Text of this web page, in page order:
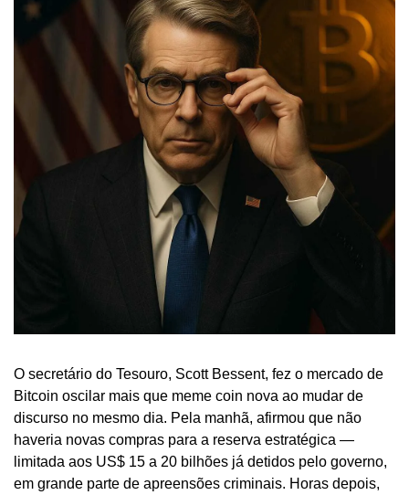
O secretário do Tesouro, Scott Bessent, fez o mercado de
Bitcoin oscilar mais que meme coin nova ao mudar de
discurso no mesmo dia. Pela manhã, afirmou que não
haveria novas compras para a reserva estratégica —
limitada aos US$ 15 a 20 bilhões já detidos pelo governo,
em grande parte de apreensões criminais. Horas depois,